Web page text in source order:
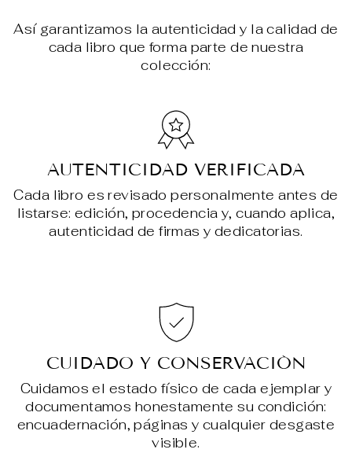
Así garantizamos la autenticidad y la calidad de
cada libro que forma parte de nuestra
colección:
AUTENTICIDAD VERIFICADA
Cada libro es revisado personalmente antes de
listarse: edición, procedencia y, cuando aplica,
autenticidad de firmas y dedicatorias.
CUIDADO Y CONSERVACIÓN
Cuidamos el estado físico de cada ejemplar y
documentamos honestamente su condición:
encuadernación, páginas y cualquier desgaste
visible.